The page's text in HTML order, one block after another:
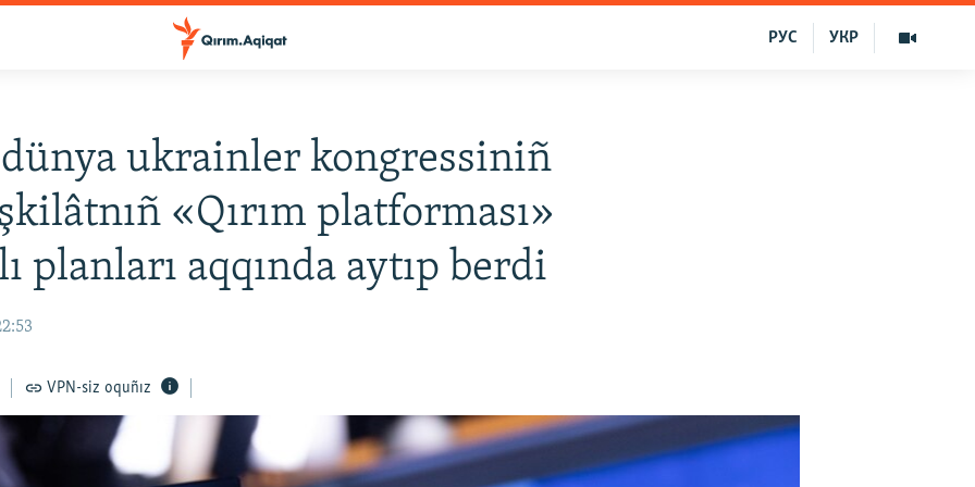
УКР
РУС
ukrainler kongressiniñ
«Qırım platforması»
planları aqqında aytıp berdi
VPN-siz oquñız